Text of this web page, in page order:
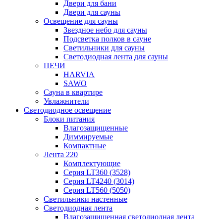
Двери для бани
Двери для сауны
Освещение для сауны
Звездное небо для сауны
Подсветка полков в сауне
Светильники для сауны
Светодиодная лента для сауны
ПЕЧИ
HARVIA
SAWO
Сауна в квартире
Увлажнители
Светодиодное освещение
Блоки питания
Влагозащищенные
Диммируемые
Компактные
Лента 220
Комплектующие
Серия LT360 (3528)
Серия LT4240 (3014)
Серия LT560 (5050)
Светильники настенные
Светодиодная лента
Влагозащищенная светодиодная лента